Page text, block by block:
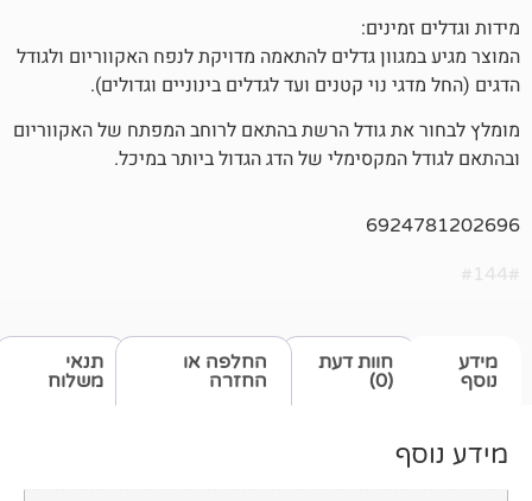
גדלים להתאמה מדויקת לנפח האקווריום ולגודל
קטנים ועד לגדלים בינוניים וגדולים).
גודל הרשת בהתאם לרוחב המפתח של האקווריום
של הדג הגדול ביותר במיכל.
תנאי
משלוח
חוות דעת
החלפה או
החזרה